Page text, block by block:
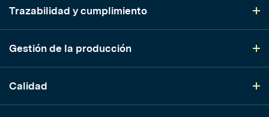
Trazabilidad y cumplimiento
Gestión de la producción
Calidad